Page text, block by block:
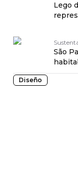
Lego
São
de
Diseño